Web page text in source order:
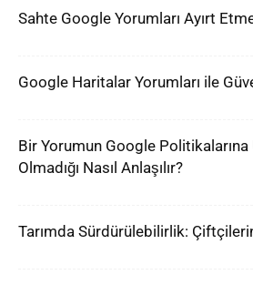
Sahte Google Yorumları Ayırt
Google Haritalar Yorumları ile
Bir Yorumun Google Politikalarına
Olmadığı Nasıl Anlaşılır?
Tarımda Sürdürülebilirlik: